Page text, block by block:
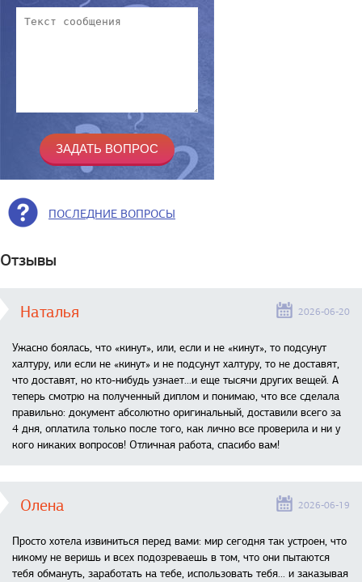
ПОСЛЕДНИЕ ВОПРОСЫ
Отзывы
Наталья 2026-06-20
Ужасно боялась, что «кинут», или, если и не «кинут», то подсунут
халтуру, или если не «кинут» и не подсунут халтуру, то не доставят,
что доставят, но кто-нибудь узнает...и еще тысячи других вещей. А
теперь смотрю на полученный диплом и понимаю, что все сделала
правильно: документ абсолютно оригинальный, доставили всего за
4 дня, оплатила только после того, как лично все проверила и ни у
кого никаких вопросов! Отличная работа, спасибо вам!
Олена 2026-06-19
Просто хотела извиниться перед вами: мир сегодня так устроен, что
никому не веришь и всех подозреваешь в том, что они пытаются
тебя обмануть, заработать на тебе, использовать тебя... и заказывая